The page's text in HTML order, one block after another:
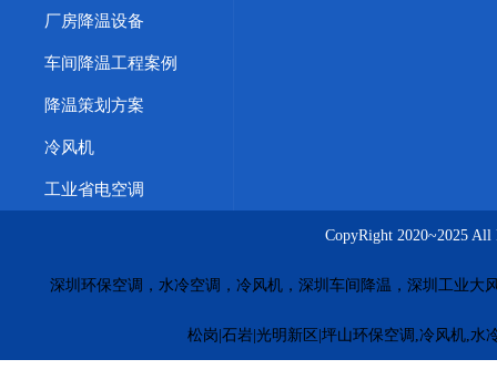
厂房降温设备
车间降温工程案例
降温策划方案
冷风机
工业省电空调
CopyRight 2020~2025
深圳环保空调，水冷空调，冷风机，深圳车间降温，深圳工业大
松岗|石岩|光明新区|坪山环保空调,冷风机,水